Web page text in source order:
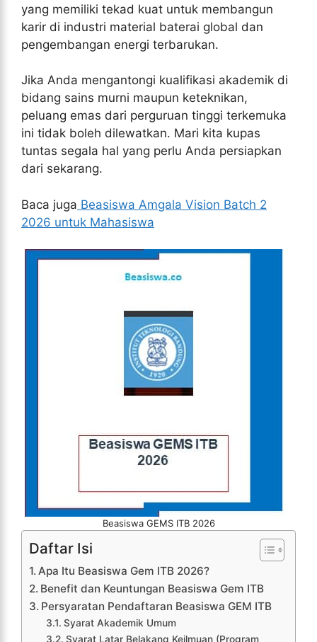
yang memiliki tekad kuat untuk membangun
karir di industri material baterai global dan
pengembangan energi terbarukan.
Jika Anda mengantongi kualifikasi akademik di
bidang sains murni maupun keteknikan,
peluang emas dari perguruan tinggi terkemuka
ini tidak boleh dilewatkan. Mari kita kupas
tuntas segala hal yang perlu Anda persiapkan
dari sekarang.
Baca juga Beasiswa Amgala Vision Batch 2
2026 untuk Mahasiswa
Beasiswa GEMS ITB 2026
Daftar Isi
Apa Itu Beasiswa Gem ITB 2026?
Benefit dan Keuntungan Beasiswa Gem ITB
Persyaratan Pendaftaran Beasiswa GEM ITB
Syarat Akademik Umum
Syarat Latar Belakang Keilmuan (Program